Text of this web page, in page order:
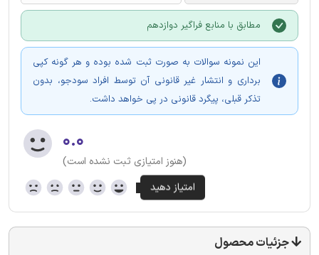
مطابق با منابع فراگیر دوازدهم
این نمونه سوالات به صورت ثبت شده بوده و هر گونه کپی
برداری و انتشار غیر قانونی آن توسط افراد سودجو، بدون
تذکر قبلی، پیگرد قانونی در پی خواهد داشت.
۰.۰
(هنوز امتیازی ثبت نشده است)
جزئیات محصول